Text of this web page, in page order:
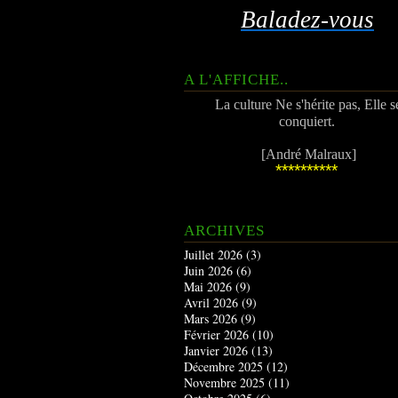
Baladez-vous
A L'AFFICHE..
La culture Ne s'hérite pas, Elle
conquiert.
[André Malraux]
**********
ARCHIVES
Juillet 2026 (3)
Juin 2026 (6)
Mai 2026 (9)
Avril 2026 (9)
Mars 2026 (9)
Février 2026 (10)
Janvier 2026 (13)
Décembre 2025 (12)
Novembre 2025 (11)